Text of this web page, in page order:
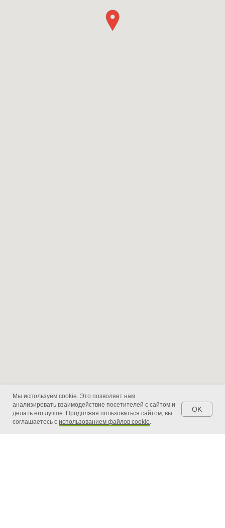
Мы используем cookie. Это позволяет нам
анализировать взаимодействие посетителей с сайтом и
делать его лучше. Продолжая пользоваться сайтом, вы
соглашаетесь с использованием файлов cookie.
OK